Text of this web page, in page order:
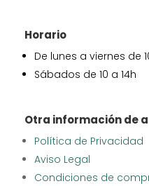
Horario
De lunes a viernes de
Sábados de 10 a 14h
Otra información de
Política de Privacidad
Aviso Legal
Condiciones de